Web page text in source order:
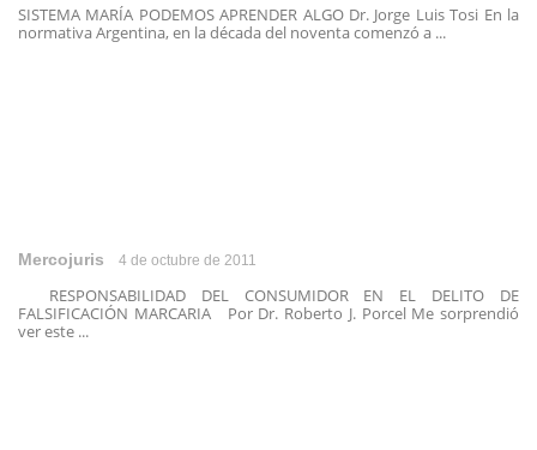
SISTEMA MARÍA PODEMOS APRENDER ALGO Dr. Jorge Luis Tosi En la
normativa Argentina, en la década del noventa comenzó a ...
Mercojuris 4 de octubre de 2011
RESPONSABILIDAD DEL CONSUMIDOR EN EL DELITO DE
FALSIFICACIÓN MARCARIA Por Dr. Roberto J. Porcel Me sorprendió
ver este ...